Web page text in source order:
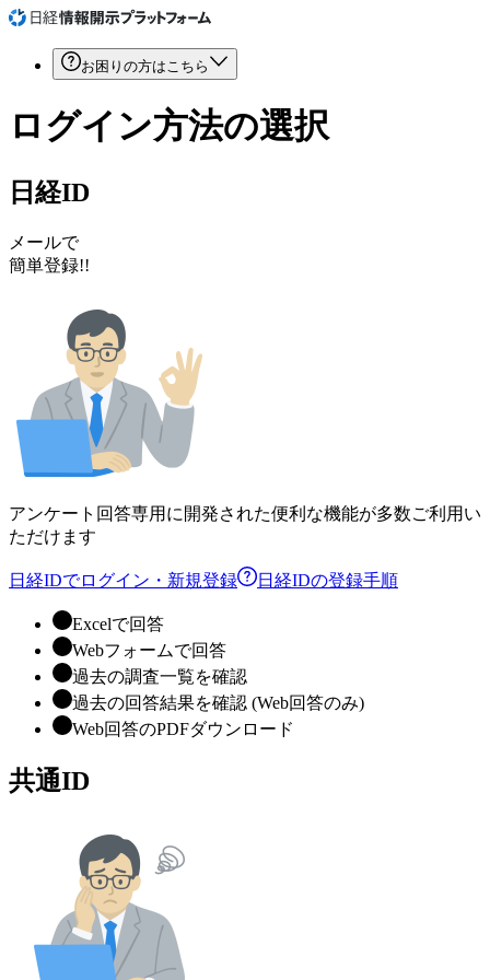
お困りの方はこちら
ログイン方法の選択
日経ID
メールで
簡単登録!!
アンケート回答専用に開発された便利な機能が多数ご利用い
ただけます
日経IDでログイン・新規登録 日経IDの登録手順
Excelで回答
Webフォームで回答
過去の調査一覧を確認
過去の回答結果を確認 (Web回答のみ)
Web回答のPDFダウンロード
共通ID